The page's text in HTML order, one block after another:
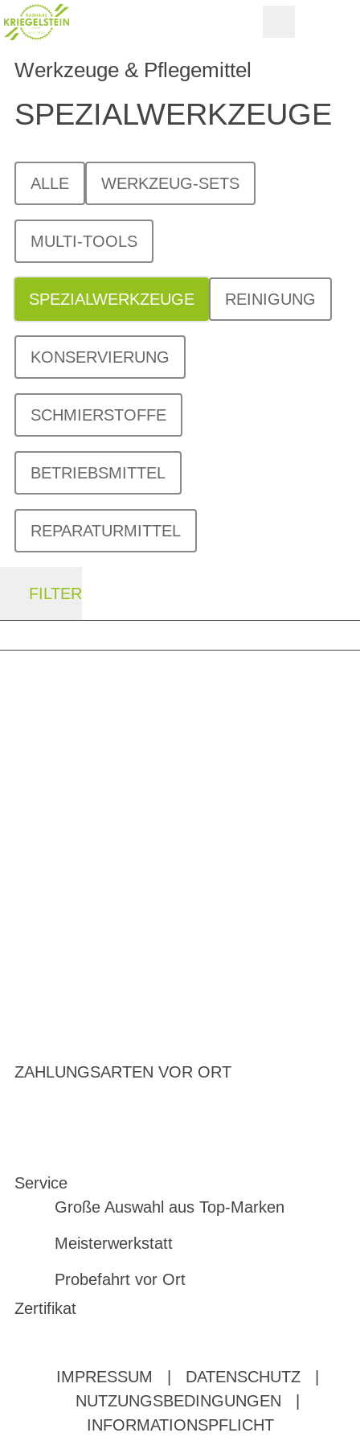
Werkzeuge & Pflegemittel
SPEZIAL­WERKZEUGE
ALLE WERKZEUG-SETS
MULTI-TOOLS
SPEZIALWERKZEUGE REINIGUNG
KONSERVIERUNG
SCHMIERSTOFFE
BETRIEBSMITTEL
REPARATURMITTEL
FILTER
ZAHLUNGSARTEN VOR ORT
Service
Große Auswahl aus Top-Marken
Meisterwerkstatt
Probefahrt vor Ort
Zertifikat
IMPRESSUM DATENSCHUTZ
NUTZUNGSBEDINGUNGEN
INFORMATIONSPFLICHT